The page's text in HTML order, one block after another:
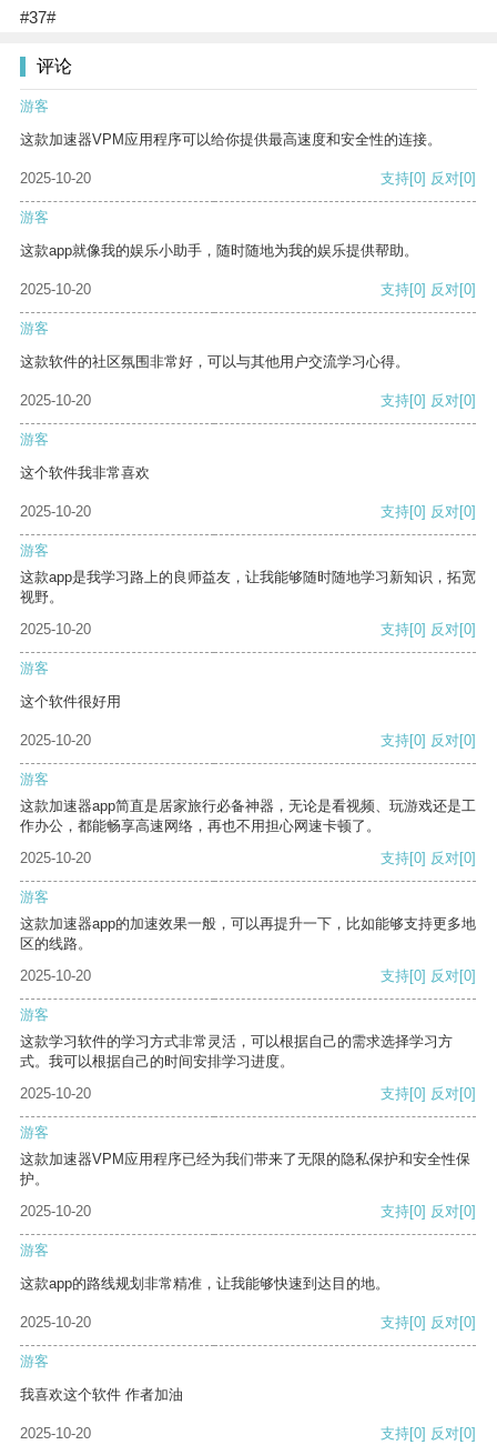
#37#
评论
游客
这款加速器VPM应用程序可以给你提供最高速度和安全性的连接。
2025-10-20 支持[0] 反对[0]
游客
这款app就像我的娱乐小助手，随时随地为我的娱乐提供帮助。
2025-10-20 支持[0] 反对[0]
游客
这款软件的社区氛围非常好，可以与其他用户交流学习心得。
2025-10-20 支持[0] 反对[0]
游客
这个软件我非常喜欢
2025-10-20 支持[0] 反对[0]
游客
这款app是我学习路上的良师益友，让我能够随时随地学习新知识，拓宽
视野。
2025-10-20
支持[0] 反对[0]
游客
这个软件很好用
2025-10-20 支持[0] 反对[0]
游客
这款加速器app简直是居家旅行必备神器，无论是看视频、玩游戏还是工
作办公，都能畅享高速网络，再也不用担心网速卡顿了。
2025-10-20
支持[0] 反对[0]
游客
这款加速器app的加速效果一般，可以再提升一下，比如能够支持更多地
区的线路。
2025-10-20
支持[0] 反对[0]
游客
这款学习软件的学习方式非常灵活，可以根据自己的需求选择学习方
式。我可以根据自己的时间安排学习进度。
2025-10-20
支持[0] 反对[0]
游客
这款加速器VPM应用程序已经为我们带来了无限的隐私保护和安全性保
护。
2025-10-20
支持[0] 反对[0]
游客
这款app的路线规划非常精准，让我能够快速到达目的地。
2025-10-20 支持[0] 反对[0]
游客
我喜欢这个软件 作者加油
2025-10-20 支持[0] 反对[0]